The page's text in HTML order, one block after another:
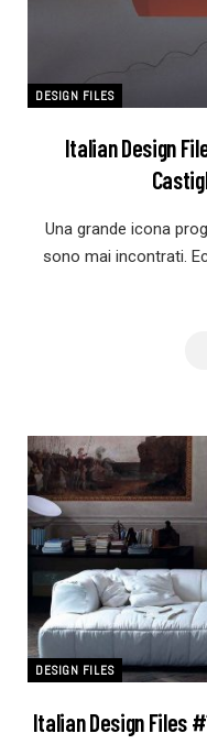
DESIGN FILES
Italian Design
Una grande icona
sono mai incontrati.
DESIGN FILES
Italian Design Files